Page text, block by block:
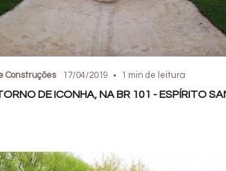
Construções 17/04/2019 1 min de leitura
DE ICONHA, NA BR 101 - ESPÍRITO